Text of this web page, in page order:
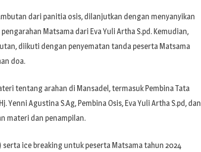
dari panitia osis, dilanjutkan dengan menyanyikan
Matsama dari Eva Yuli Artha S.pd. Kemudian,
diikuti dengan penyematan tanda peserta Matsama
doa.
tentang arahan di Mansadel, termasuk Pembina Tata
Yenni Agustina S.Ag, Pembina Osis, Eva Yuli Artha S.pd, dan
materi dan penampilan.
ice breaking untuk peserta Matsama tahun 2024